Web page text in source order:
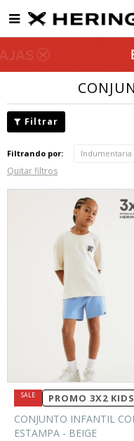

Filtrando por: Indumentaria
Quitar filtros
PROMO 3X2 KIDS
CONJUNTO INFANTIL
ESTAMPA - BEIGE